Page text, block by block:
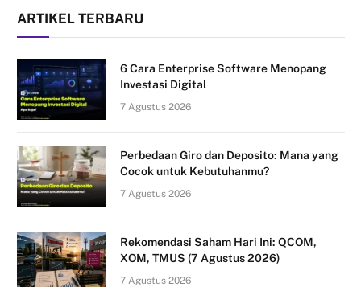
ARTIKEL TERBARU
6 Cara Enterprise Software Menopang
Investasi Digital
7 Agustus 2026
Perbedaan Giro dan Deposito: Mana yang
Cocok untuk Kebutuhanmu?
7 Agustus 2026
Rekomendasi Saham Hari Ini: QCOM,
XOM, TMUS (7 Agustus 2026)
7 Agustus 2026